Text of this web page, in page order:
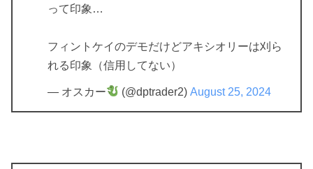
って印象…
フィントケイのデモだけどアキシオリーは刈ら
れる印象（信用してない）
— オスカー (@dptrader2)August 25, 2024